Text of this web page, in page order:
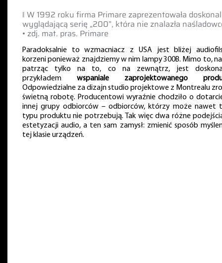
‖ W 1992 roku firma Primare zaprezentowała
wyglądającą serię „200”, która nie znalazła
• zdj. mat. pras. Primare
Paradoksalnie to wzmacniacz z USA jest bliżej
korzeni ponieważ znajdziemy w nim lampy 300B. Mimo to,
patrząc tylko na to, co na zewnątrz, jest
przykładem wspaniale zaprojektowanego
Odpowiedzialne za dizajn studio projektowe z Montrealu
świetną robotę. Producentowi wyraźnie chodziło o
innej grupy odbiorców – odbiorców, którzy może nawet
typu produktu nie potrzebują. Tak więc dwa różne
estetyzacji audio, a ten sam zamysł: zmienić sposób
tej klasie urządzeń.